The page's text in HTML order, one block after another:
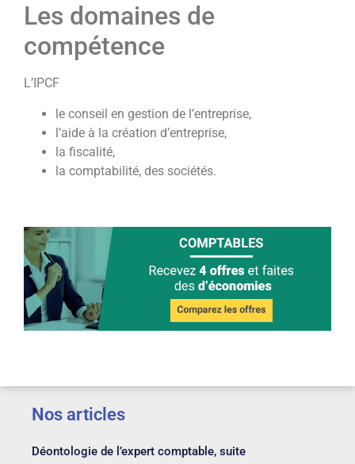
Les domaines de
compétence
L’IPCF
le conseil en gestion de l’entreprise,
l’aide à la création d’entreprise,
la fiscalité,
la comptabilité, des sociétés.
Nos articles
Déontologie de l’expert comptable, suite